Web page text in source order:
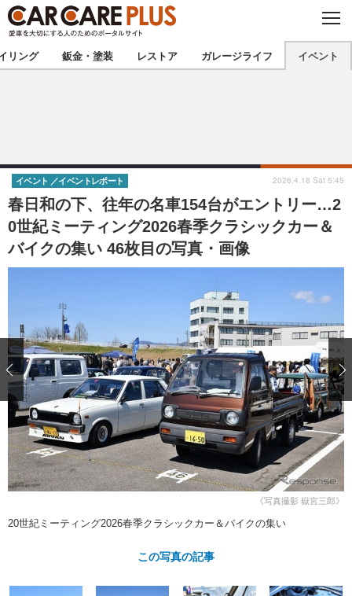
C
O
S
E
★カーケアプラス認定★ 厳選プロショップを地域から探す
甲信越 北陸
東海 関西
中国 四国
沖縄
注目の記事
ショップレポート 愛車 File
自動車豆知識 ストップ！不具合修理＆粗悪修理
鈑金・塗装
ディテイリング
ディテイリング 洗車
ヘッドライト磨き コーティング
フィルム・ラッピング
鈑金・塗装
小キズ直し 防錆
特集記事
ストップ 不具合修理＆粗悪修理
カーメーカー「旧車」関連プロジェ
クト
ショップ紹介
ショップレポート プロショップ検索
レストア
カーメーカー「旧車」関連プロジ
コラム
イベント
リング 鈑金・塗装 レストア ガレージライフ イベント
春日和の下、往年の名車154台がエントリー…2
0世紀ミーティング2026春季クラシックカー＆
バイクの集い 46枚目の写真・画像
イベント イベントレポート 2026.4.18 Sat 5:45
《写真撮影 嶽宮三郎》
20世紀ミーティング2026春季クラシックカー＆バイクの集い
この写真の記事